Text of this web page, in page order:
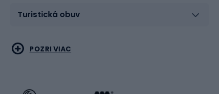
Turistická obuv
Vodné športy
Bojové umenia
POZRI VIAC